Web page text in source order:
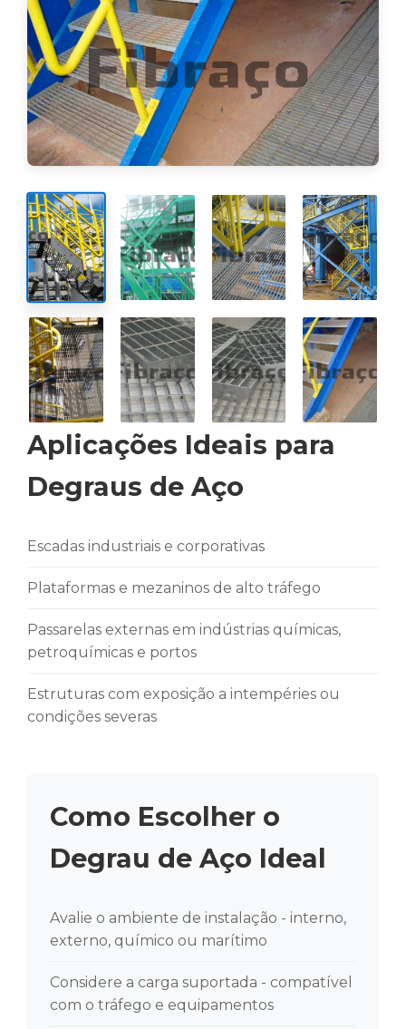
Aplicações Ideais para
Degraus de Aço
Escadas industriais e corporativas
Plataformas e mezaninos de alto tráfego
Passarelas externas em indústrias químicas,
petroquímicas e portos
Estruturas com exposição a intempéries ou
condições severas
Como Escolher o
Degrau de Aço Ideal
Avalie o ambiente de instalação - interno,
externo, químico ou marítimo
Considere a carga suportada - compatível
com o tráfego e equipamentos